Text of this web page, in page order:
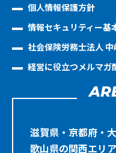
個人情報保護方針
情報セキュリティー基
社会保険労務士法人
経営に役立つメルマガ
滋賀県・京都府・
歌山県の関西エリ